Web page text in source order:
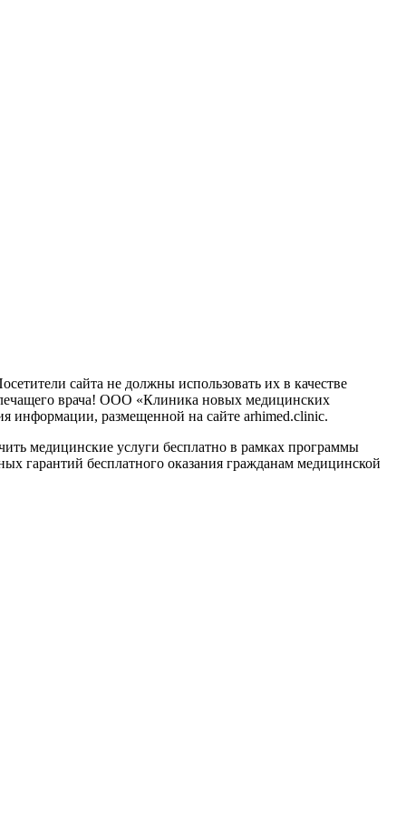
сайта не должны использовать их в качестве
врача! ООО «Клиника новых медицинских
информации, размещенной на сайте arhimed.clinic.
медицинские услуги бесплатно в рамках программы
гарантий бесплатного оказания гражданам медицинской